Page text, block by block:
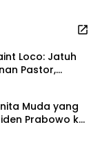
Loco: Jatuh
Pastor,
Babon
Muda yang
Prabowo ke